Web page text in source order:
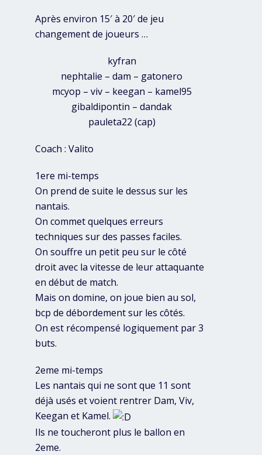
Après environ 15′ à 20′ de jeu
changement de joueurs …
kyfran
nephtalie – dam – gatonero
mcyop – viv – keegan – kamel95
gibaldipontin – dandak
pauleta22 (cap)
Coach : Valito
1ere mi-temps
On prend de suite le dessus sur les
nantais.
On commet quelques erreurs
techniques sur des passes faciles.
On souffre un petit peu sur le côté
droit avec la vitesse de leur attaquante
en début de match.
Mais on domine, on joue bien au sol,
bcp de débordement sur les côtés.
On est récompensé logiquement par 3
buts.
2eme mi-temps
Les nantais qui ne sont que 11 sont
déjà usés et voient rentrer Dam, Viv,
Keegan et Kamel.
Ils ne toucheront plus le ballon en
2eme.